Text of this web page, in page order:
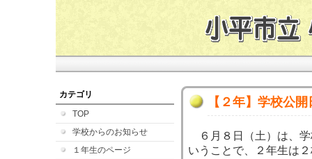
カテゴリ
TOP
学校からのお知らせ
１年生のページ
【２年】学校公開
６月８日（土）は、学
いうことで、２年生は